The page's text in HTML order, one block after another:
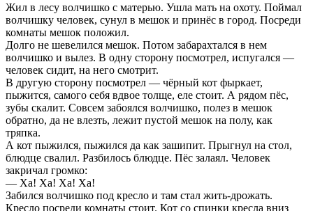
Жил в лесу волчишко с матерью. Ушла мать на охоту. Поймал
волчишку человек, сунул в мешок и принёс в город. Посреди
комнаты мешок положил.
Долго не шевелился мешок. Потом забарахтался в нем
волчишко и вылез. В одну сторону посмотрел, испугался —
человек сидит, на него смотрит.
В другую сторону посмотрел — чёрный кот фыркает,
пыжится, самого себя вдвое толще, еле стоит. А рядом пёс,
зубы скалит. Совсем забоялся волчишко, полез в мешок
обратно, да не влезть, лежит пустой мешок на полу, как
тряпка.
А кот пыжился, пыжился да как зашипит. Прыгнул на стол,
блюдце свалил. Разбилось блюдце. Пёс залаял. Человек
закричал громко:
— Ха! Ха! Ха! Ха!
Забился волчишко под кресло и там стал жить-дрожать.
Кресло посреди комнаты стоит. Кот со спинки кресла вниз